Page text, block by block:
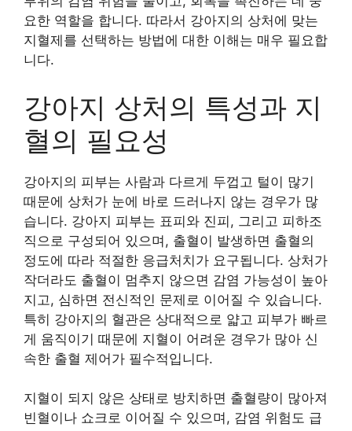
요한 역할을 합니다. 따라서 강아지의 상처에 맞는
지혈제를 선택하는 방법에 대한 이해는 매우 필요합
니다.
강아지 상처의 특성과 지
혈의 필요성
강아지의 피부는 사람과 다르게 두껍고 털이 많기
때문에 상처가 눈에 바로 드러나지 않는 경우가 많
습니다. 강아지 피부는 표피와 진피, 그리고 피하조
직으로 구성되어 있으며, 출혈이 발생하면 출혈의
정도에 따라 적절한 응급처치가 요구됩니다. 상처가
작더라도 출혈이 멈추지 않으면 감염 가능성이 높아
지고, 심하면 전신적인 문제로 이어질 수 있습니다.
특히 강아지의 혈관은 상대적으로 얇고 피부가 빠르
게 움직이기 때문에 지혈이 어려운 경우가 많아 신
속한 출혈 제어가 필수적입니다.
지혈이 되지 않은 상태로 방치하면 출혈량이 많아져
빈혈이나 쇼크로 이어질 수 있으며, 감염 위험도 급